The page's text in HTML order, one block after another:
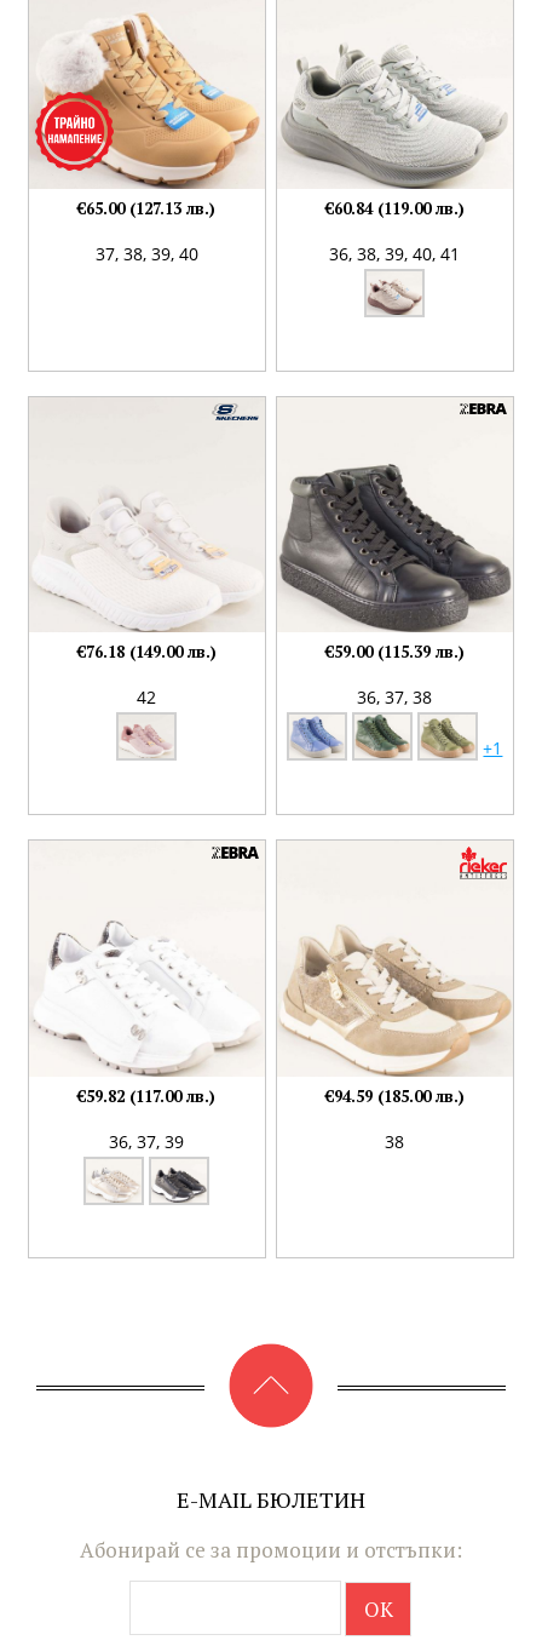
37, 38, 39, 40
€65.00 (127.13 лв.)
36,38,39,40,41
€60.84 (119.00 лв.)
42
€76.18 (149.00 лв.)
36,37,38
+1
€59.00 (115.39 лв.)
36,37,39
€59.82 (117.00 лв.)
38
€94.59 (185.00 лв.)
E-MAIL БЮЛЕТИН
Абонирай се за промоции и отстъпки: